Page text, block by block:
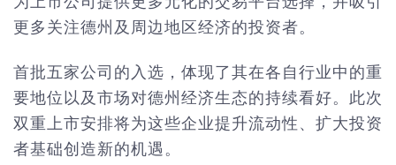
更多关注德州及周边地区经济的投资者。
首批五家公司的入选，体现了其在各自行业中的重
要地位以及市场对德州经济生态的持续看好。此次
双重上市安排将为这些企业提升流动性、扩大投资
者基础创造新的机遇。